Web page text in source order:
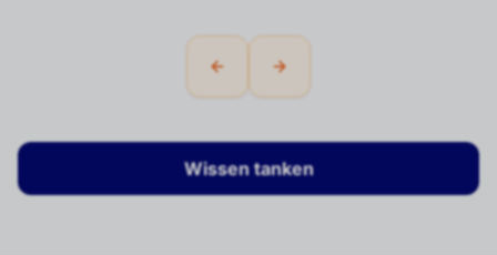
Previous slideNext slide
Wissen tanken